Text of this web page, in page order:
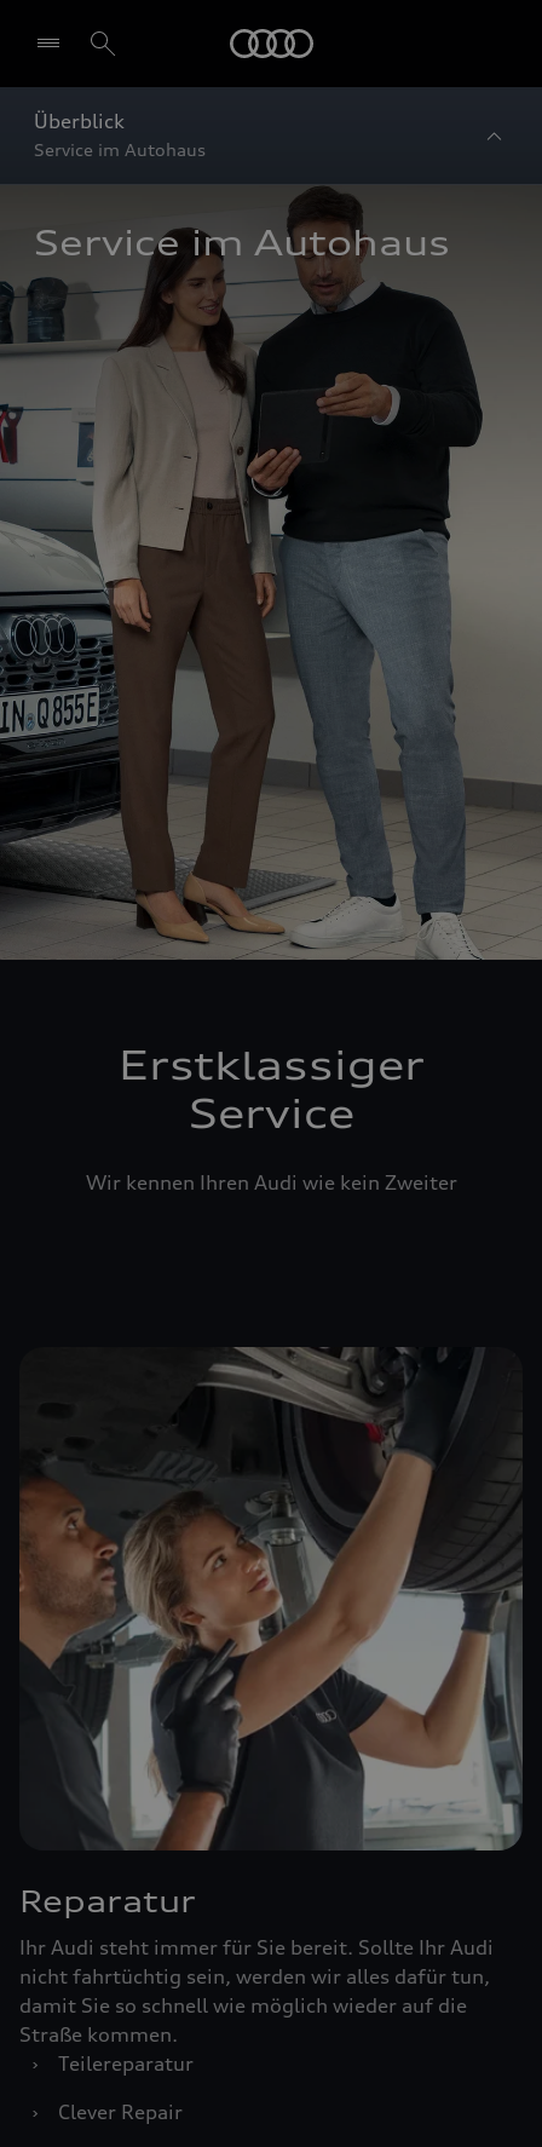
Überblick
Service im Autohaus
Service im Autohaus
Erstklassiger
Service
Wir kennen Ihren Audi wie kein Zweiter
Reparatur
Ihr Audi steht immer für Sie bereit. Sollte Ihr Audi
nicht fahrtüchtig sein, werden wir alles dafür tun,
damit Sie so schnell wie möglich wieder auf die
Straße kommen.
›
Teilereparatur
›
Clever Repair